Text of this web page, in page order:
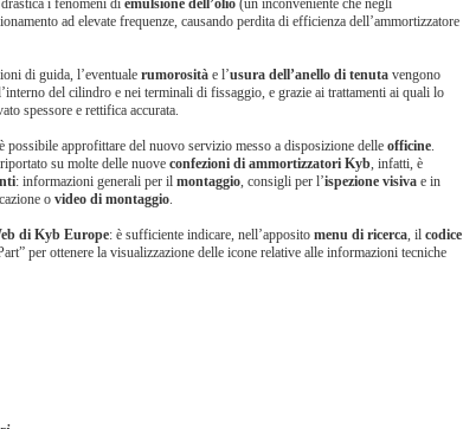
i fenomeni di emulsione dell’olio (un inconveniente che negli
ad elevate frequenze, causando perdita di efficienza dell’ammortizzatore
di guida, l’eventuale rumorosità e l’usura dell’anello di tenuta vengono
del cilindro e nei terminali di fissaggio, e grazie ai trattamenti ai quali lo
spessore e rettifica accurata.
è possibile approfittare del nuovo servizio messo a disposizione delle officine.
riportato su molte delle nuove confezioni di ammortizzatori Kyb, infatti, è
: informazioni generali per il montaggio, consigli per l’ispezione visiva e in
o video di montaggio.
di Kyb Europe: è sufficiente indicare, nell’apposito menu di ricerca, il codice
per ottenere la visualizzazione delle icone relative alle informazioni tecniche